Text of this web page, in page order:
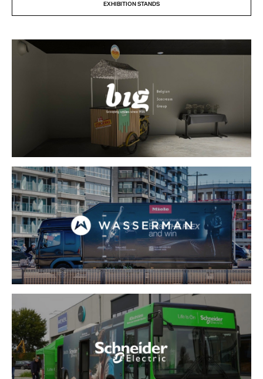
EXHIBITION STANDS